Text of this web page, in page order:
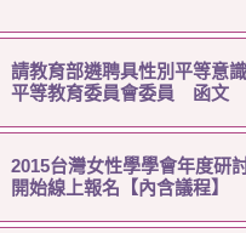
請教育部遴聘具性別平等意
平等教育委員會委員 函文
2015台灣女性學學會年度研
開始線上報名【內含議程】